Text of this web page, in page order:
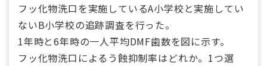
フッ化物洗口を実施しているA小学校と実施してい
ないB小学校の追跡調査を行った。
1年時と6年時の一人平均DMF歯数を図に示す。
フッ化物洗口によるう蝕抑制率はどれか。1つ選